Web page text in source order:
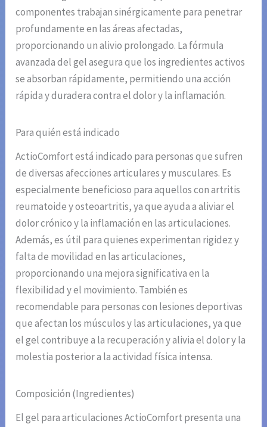
componentes trabajan sinérgicamente para penetrar
profundamente en las áreas afectadas,
proporcionando un alivio prolongado. La fórmula
avanzada del gel asegura que los ingredientes activos
se absorban rápidamente, permitiendo una acción
rápida y duradera contra el dolor y la inflamación.
Para quién está indicado
ActioComfort está indicado para personas que sufren
de diversas afecciones articulares y musculares. Es
especialmente beneficioso para aquellos con artritis
reumatoide y osteoartritis, ya que ayuda a aliviar el
dolor crónico y la inflamación en las articulaciones.
Además, es útil para quienes experimentan rigidez y
falta de movilidad en las articulaciones,
proporcionando una mejora significativa en la
flexibilidad y el movimiento. También es
recomendable para personas con lesiones deportivas
que afectan los músculos y las articulaciones, ya que
el gel contribuye a la recuperación y alivia el dolor y la
molestia posterior a la actividad física intensa.
Composición (Ingredientes)
El gel para articulaciones ActioComfort presenta una